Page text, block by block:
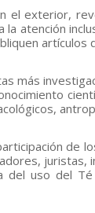
el exterior,
atención
más
de
uso del